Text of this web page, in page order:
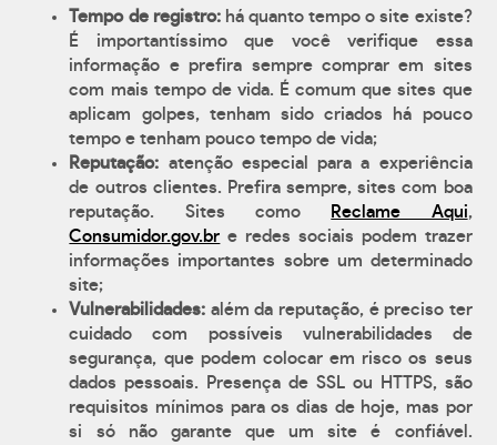
Tempo de registro:há quanto tempo o site existe?
É importantíssimo que você verifique essa
informação e prefira sempre comprar em sites
com mais tempo de vida. É comum que sites que
aplicam golpes, tenham sido criados há pouco
tempo e tenham pouco tempo de vida;
Reputação: atenção especial para a experiência
de outros clientes. Prefira sempre, sites com boa
reputação. Sites como
Reclame Aqui,
Consumidor.gov.br e redes sociais podem trazer
informações importantes sobre um determinado
site;
Vulnerabilidades: além da reputação, é preciso ter
cuidado com possíveis vulnerabilidades de
segurança, que podem colocar em risco os seus
dados pessoais. Presença de SSL ou HTTPS, são
requisitos mínimos para os dias de hoje, mas por
si só não garante que um site é confiável.